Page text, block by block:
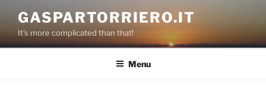
contenuto
GASPARTORRIERO.IT
It's more complicated than that!
Menu